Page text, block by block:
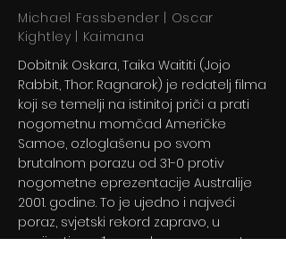
Michael Fassbender | Oscar
Kightley | Kaimana
Dobitnik Oskara, Taika Waititi (Jojo
Rabbit, Thor: Ragnarok) je redatelj filma
koji se temelji na istinitoj priči a prati
nogometnu momčad Američke
Samoe, ozloglašenu po svom
brutalnom porazu od 31-0 protiv
nogometne eprezentacije Australije
2001. godine. To je ujedno i najveći
poraz, svjetski rekord zapravo, u
povijesti međunarodnog nogometa.